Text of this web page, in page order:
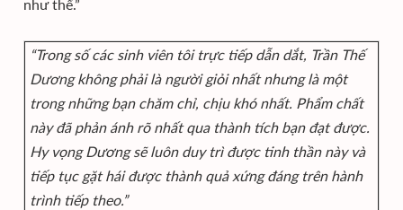
như thế.”
“Trong số các sinh viên tôi trực tiếp dẫn dắt, Trần Thế
Dương không phải là người giỏi nhất nhưng là một
trong những bạn chăm chỉ, chịu khó nhất. Phẩm chất
này đã phản ánh rõ nhất qua thành tích bạn đạt được.
Hy vọng Dương sẽ luôn duy trì được tinh thần này và
tiếp tục gặt hái được thành quả xứng đáng trên hành
trình tiếp theo.”